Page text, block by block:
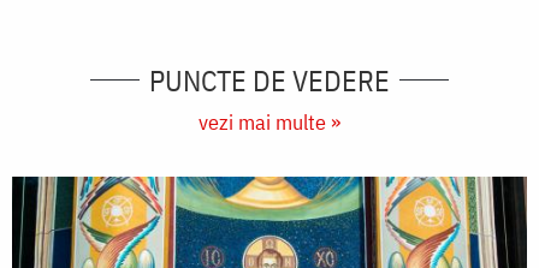
PUNCTE DE VEDERE
vezi mai multe »